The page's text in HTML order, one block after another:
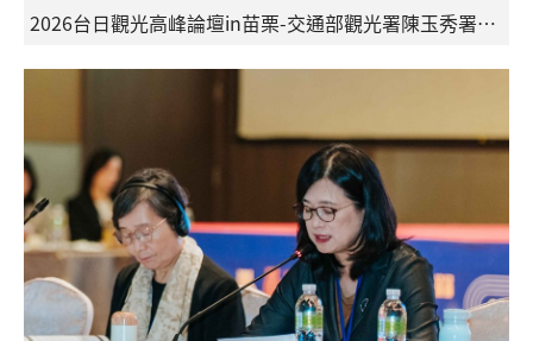
2026台日觀光高峰論壇in苗栗-交通部觀光署陳玉秀署長致詞及與會台日貴賓